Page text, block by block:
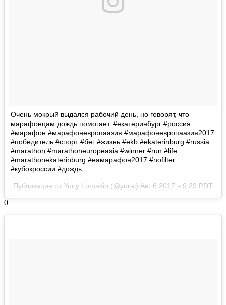
Очень мокрый выдался рабочий день, но говорят, что
марафонцам дождь помогает. #екатеринбург #россия
#марафон #марафоневропаазия #марафоневропаазия2017
#победитель #спорт #бег #жизнь #ekb #ekaterinburg #russia
#marathon #marathoneuropeasia #winner #run #life
#marathonekaterinburg #еамарафон2017 #nofilter
#кубокроссии #дождь
Публикация от Yuriy Lomakin (@yural) Авг 6 2017 в 9:29 PDT
0